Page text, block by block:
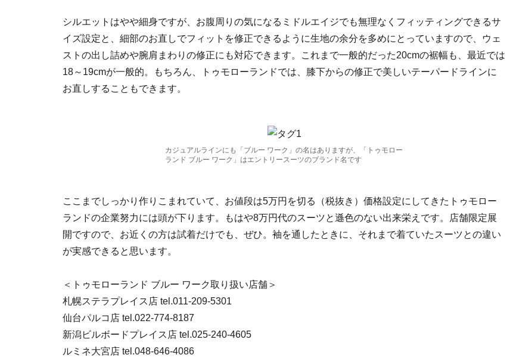
シルエットはやや細身ですが、お腹周りの気になるミドルエイジでも無理なくフィッティングできるサ
イズ設定と、細部のお直しでフィットを修正できるように生地の余分を多めにとっていますので、ウェ
ストの出し詰めや腕肩まわりの修正にも対応できます。これまで一般的だった20cmの裾幅も、最近では
18～19cmが一般的。もちろん、トゥモローランドでは、膝下からの修正で美しいテーパードラインに
お直しすることもできます。
カジュアルラインにも「ブルー ワーク」の名はありますが、「トゥモロー
ランド ブルー ワーク」はエントリースーツのブランド名です
ここまでしっかり作りこまれていて、お値段は5万円を切る（税抜き）価格設定にしてきたトゥモロー
ランドの企業努力には頭が下ります。もはや8万円代のスーツと遜色のない出来栄えです。店舗限定展
開ですので、お近くの方は試着だけでも、ぜひ。袖を通したときに、それまで着ていたスーツとの違い
が実感できると思います。
＜トゥモローランド ブルー ワーク取り扱い店舗＞
札幌ステラプレイス店 tel.011-209-5301
仙台パルコ店 tel.022-774-8187
新潟ビルボードプレイス店 tel.025-240-4605
ルミネ大宮店 tel.048-646-4086